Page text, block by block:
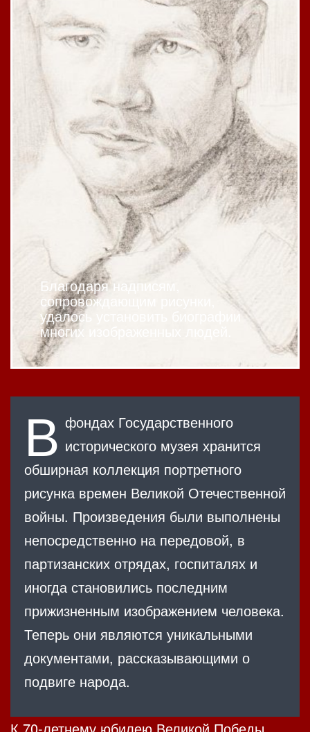
Благодаря надписям,
сопровождающим рисунки,
удалось установить биографии
многих изображенных людей.
В фондах Государственного
исторического музея хранится
обширная коллекция портретного
рисунка времен Великой Отечественной
войны. Произведения были выполнены
непосредственно на передовой, в
партизанских отрядах, госпиталях и
иногда становились последним
прижизненным изображением человека.
Теперь они являются уникальными
документами, рассказывающими о
подвиге народа.